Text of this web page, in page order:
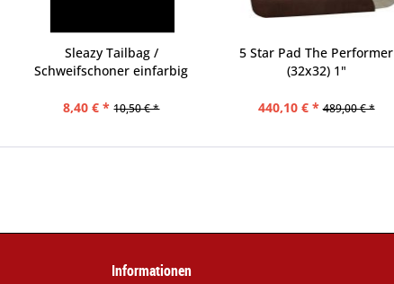
Sleazy Tailbag /
Schweifschoner einfarbig
8,40 € * 10,50 € *
5 Star Pad The Performer
(32x32) 1"
440,10 € * 489,00 € *
Informationen